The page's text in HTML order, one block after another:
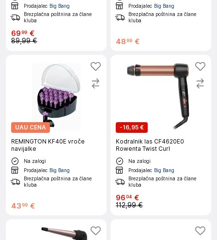
Prodajalec Big Bang
Brezplačna poštnina za člane
kluba
6999 €
89,99 €
Prodajalec Big Bang
Brezplačna poštnina za člane
kluba
48 99 €
UAU CENA
REMINGTON KF40E vroče
navijalke
Na zalogi
Prodajalec Big Bang
Brezplačna poštnina za člane
kluba
43 99 €
-16,95 €
Kodralnik las CF4620E0
Rowenta Twist Curl
Na zalogi
Prodajalec Big Bang
Brezplačna poštnina za člane
kluba
9604 €
112,99 €